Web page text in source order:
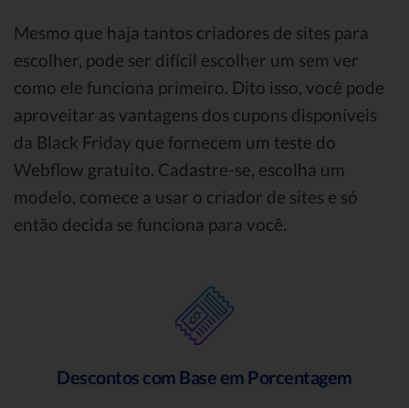
Mesmo que haja tantos criadores de sites para
escolher, pode ser difícil escolher um sem ver
como ele funciona primeiro. Dito isso, você pode
aproveitar as vantagens dos cupons disponíveis
da Black Friday que fornecem um teste do
Webflow gratuito. Cadastre-se, escolha um
modelo, comece a usar o criador de sites e só
então decida se funciona para você.
Descontos com Base em Porcentagem